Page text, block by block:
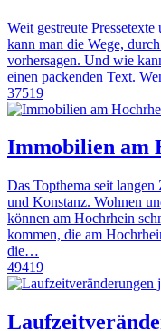
Weit gestreute
kann man die Wege,
vorhersagen. Und wie
einen packenden Text.
37519
Immobilien am
Das Topthema seit
und Konstanz. Wohnen
können am Hochrhein
kommen, die am
die…
49419